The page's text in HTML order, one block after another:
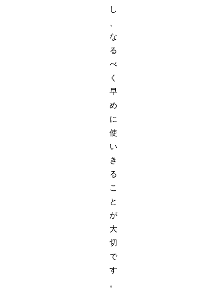
し
な
る
べ
く
早
め
に
使
い
き
る
こ
と
が
大
切
で
す
。